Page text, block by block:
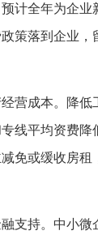
计全年为企业
策落到企业，
营成本。降低
线平均资费降
免或缓收房租
支持。中小微